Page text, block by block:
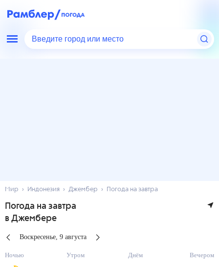
Введите город или место
Мир Индонезия Джембер Погода на завтра
Погода на завтра
в Джембере
Воскресенье, 9августа
Ночью Утром Днём Вечером